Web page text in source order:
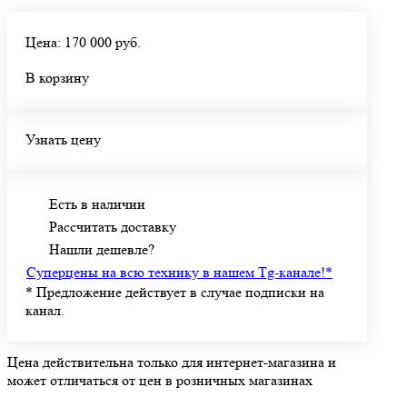
Цена: 170 000 руб.
В корзину
Узнать цену
Есть в наличии
Рассчитать доставку
Нашли дешевле?
Суперцены на всю технику в нашем Tg-канале!*
* Предложение действует в случае подписки на
канал.
Цена действительна только для интернет-магазина и
может отличаться от цен в розничных магазинах